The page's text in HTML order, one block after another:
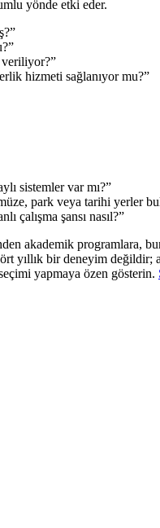
yönde etki eder.
hizmeti sağlanıyor mu?”
sistemler var mı?”
park veya tarihi yerler
çalışma şansı nasıl?”
akademik programlara,
bir deneyim değildir;
yapmaya özen gösterin.